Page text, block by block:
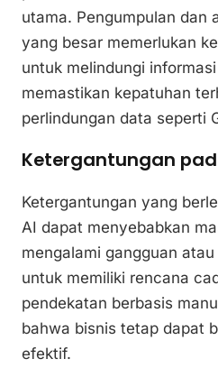
utama. Pengumpulan dan
yang besar memerlukan
untuk melindungi
memastikan kepatuhan
perlindungan data seperti
Ketergantungan
Ketergantungan yang
AI dapat menyebabkan
mengalami gangguan
untuk memiliki rencana
pendekatan berbasis
bahwa bisnis tetap dapat
efektif.